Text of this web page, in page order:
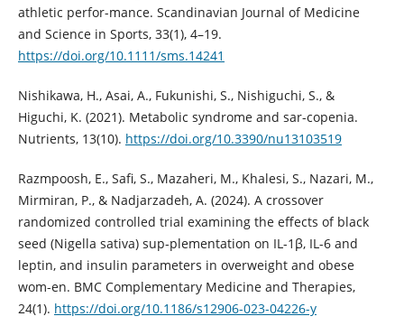
athletic perfor-mance. Scandinavian Journal of Medicine
and Science in Sports, 33(1), 4–19.
https://doi.org/10.1111/sms.14241
Nishikawa, H., Asai, A., Fukunishi, S., Nishiguchi, S., &
Higuchi, K. (2021). Metabolic syndrome and sar-copenia.
Nutrients, 13(10). https://doi.org/10.3390/nu13103519
Razmpoosh, E., Safi, S., Mazaheri, M., Khalesi, S., Nazari, M.,
Mirmiran, P., & Nadjarzadeh, A. (2024). A crossover
randomized controlled trial examining the effects of black
seed (Nigella sativa) sup-plementation on IL-1β, IL-6 and
leptin, and insulin parameters in overweight and obese
wom-en. BMC Complementary Medicine and Therapies,
24(1). https://doi.org/10.1186/s12906-023-04226-y